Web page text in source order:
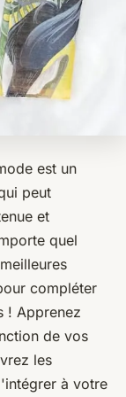
est un
peut
et
quel
compléter
! Apprenez
de vos
les
à votre